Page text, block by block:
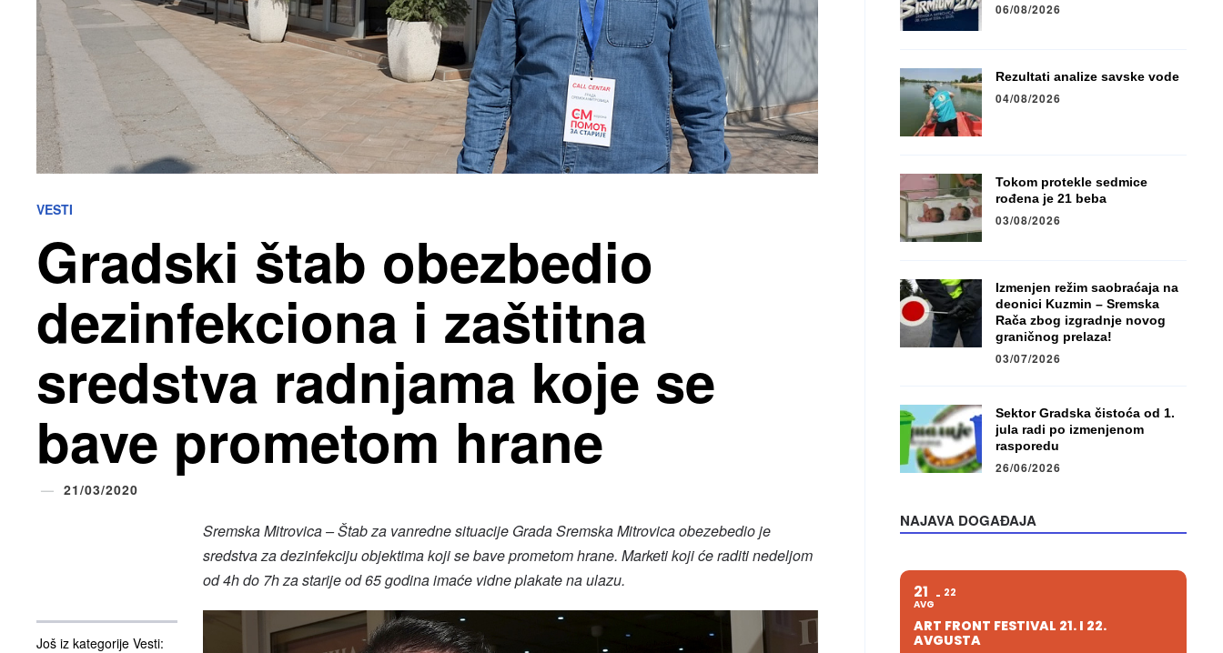
VESTI
Gradski štab obezbedio
dezinfekciona i zaštitna
sredstva radnjama koje se
bave prometom hrane
21/03/2020
Još iz kategorije Vesti:
Sremska Mitrovica – Štab za vanredne situacije Grada Sremska Mitrovica obezebedio je
sredstva za dezinfekciju objektima koji se bave prometom hrane. Marketi koji će raditi nedeljom
od 4h do 7h za starije od 65 godina imaće vidne plakate na ulazu.
06/08/2026
Rezultati analize savske vode
04/08/2026
Tokom protekle sedmice
rođena je 21 beba
03/08/2026
Izmenjen režim saobraćaja na
deonici Kuzmin – Sremska
Rača zbog izgradnje novog
graničnog prelaza!
03/07/2026
Sektor Gradska čistoća od 1.
jula radi po izmenjenom
rasporedu
26/06/2026
NAJAVA DOGAĐAJA
21
AVG
22
ART FRONT FESTIVAL 21. I 22.
AVGUSTA